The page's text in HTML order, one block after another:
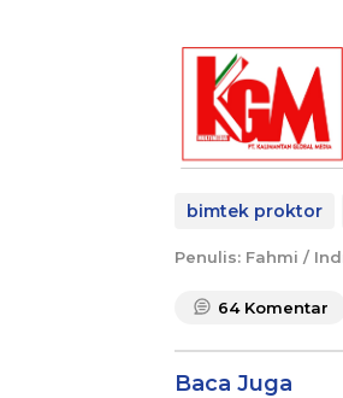
bimtek proktor
Penulis: Fahmi /
64 Komentar
Baca Juga